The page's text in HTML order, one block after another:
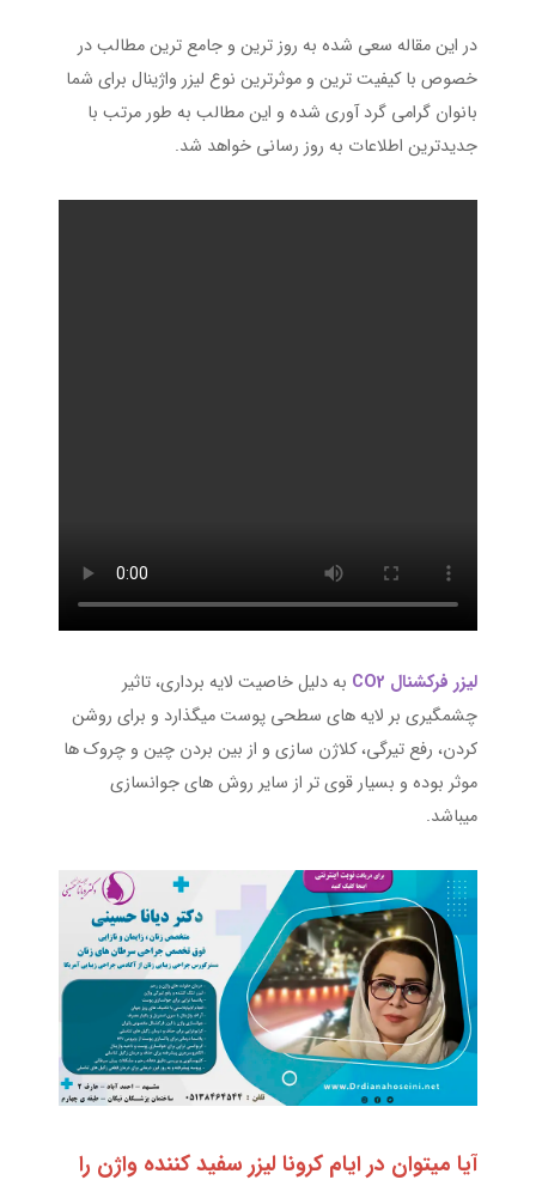
در این مقاله سعی شده به روز ترین و جامع ترین مطالب در
خصوص با کیفیت ترین و موثرترین نوع لیزر واژینال برای شما
بانوان گرامی گرد آوری شده و این مطالب به طور مرتب با
جدیدترین اطلاعات به روز رسانی خواهد شد.
لیزر فرکشنال CO2
به دلیل خاصیت لایه برداری، تاثیر
چشمگیری بر لایه های سطحی پوست میگذارد و برای روشن
کردن، رفع تیرگی، کلاژن سازی و از بین بردن چین و چروک ها
موثر بوده و بسیار قوی تر از سایر روش های جوانسازی
میباشد.
آیا میتوان در ایام کرونا لیزر سفید کننده واژن را